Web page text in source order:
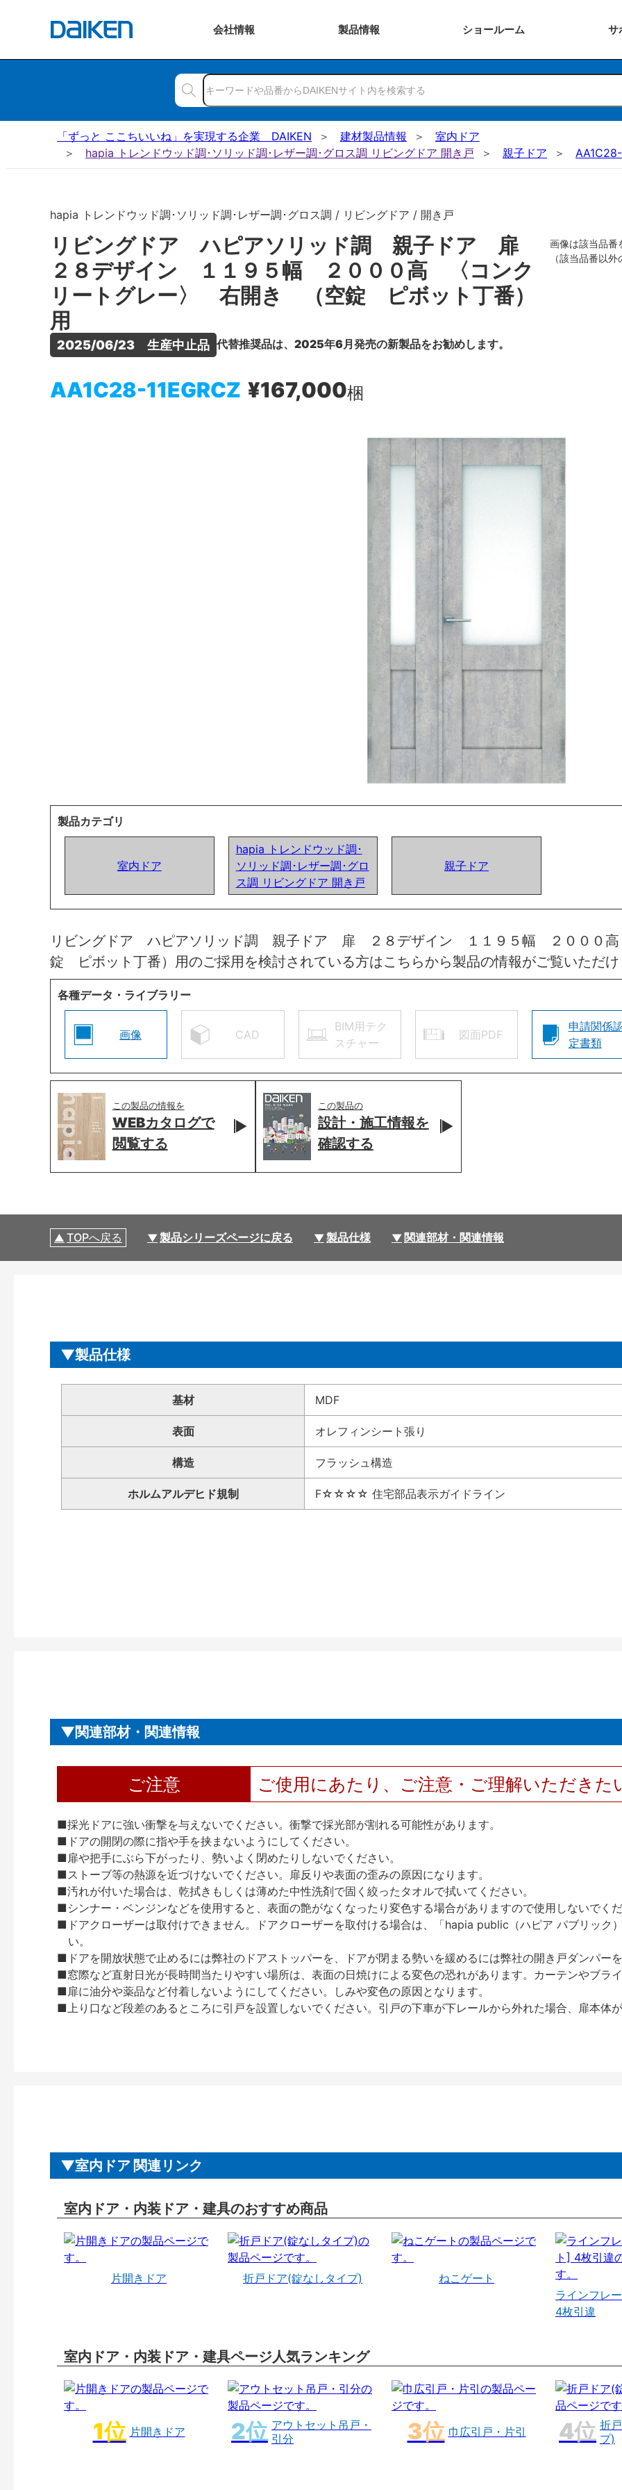
会社情報 製品情報 ショールーム サ
「ずっと ここちいいね」を実現する企業 DAIKEN 建材製品情報
室内ドア
hapia トレンドウッド調･ソリッド調･レザー調･グロス調 リビングドア 開き戸
親子ドア
hapia トレンドウッド調･ソリッド調･レザー調･グロス調 / リビングドア / 開き戸
リビングドア ハピアソリッド調 親子ドア 扉
２８デザイン １１９５幅 ２０００高 〈コンク
リートグレー〉 右開き （空錠 ピボット丁番）
用
2025/06/23　生産中止品 代替推奨品は、2025年6月発売の新製品をお勧めします。
AA1C28-11EGRCZ ¥167,000梱
画像は該当品番
（該当品番以
製品カテゴリ
室内ドア
hapia トレンドウッド調･
ソリッド調･レザー調･グロ
ス調 リビングドア 開き戸
親子ドア
リビングドア ハピアソリッド調 親子ドア 扉 ２８デザイン １１９５幅 ２０００
錠 ピボット丁番）用のご採用を検討されている方はこちらから製品の情報がご覧いただ
各種データ・ライブラリー
画像 CAD
BIM用テク
スチャー
図面PDF
申請関係
定書類
この製品の情報を
WEBカタログで
閲覧する
この製品の
設計・施工情報を
確認する
TOPへ戻る 製品シリーズページに戻る 製品仕様 関連部材・関連情報
製品仕様
基材 MDF
表面 オレフィンシート張り
構造 フラッシュ構造
ホルムアルデヒド規制 F☆☆☆☆ 住宅部品表示ガイドライン
関連部材・関連情報
ご注意 ご使用にあたり、ご注意・ご理解いただきた
■採光ドアに強い衝撃を与えないでください。衝撃で採光部が割れる可能性があります。
■ドアの開閉の際に指や手を挟まないようにしてください。
■扉や把手にぶら下がったり、勢いよく閉めたりしないでください。
■ストーブ等の熱源を近づけないでください。扉反りや表面の歪みの原因になります。
■汚れが付いた場合は、乾拭きもしくは薄めた中性洗剤で固く絞ったタオルで拭いてください。
■シンナー・ベンジンなどを使用すると、表面の艶がなくなったり変色する場合がありますので使用しないでく
■ドアクローザーは取付けできません。ドアクローザーを取付ける場合は、「hapia public（ハピア パブリック
い。
■ドアを開放状態で止めるには弊社のドアストッパーを、ドアが閉まる勢いを緩めるには弊社の開き戸ダンパー
■窓際など直射日光が長時間当たりやすい場所は、表面の日焼けによる変色の恐れがあります。カーテンやブラ
■扉に油分や薬品など付着しないようにしてください。しみや変色の原因となります。
■上り口など段差のあるところに引戸を設置しないでください。引戸の下車が下レールから外れた場合、扉本体
室内ドア 関連リンク
室内ドア・内装ドア・建具のおすすめ商品
片開きドア 折戸ドア(錠なしタイプ)
ねこゲート
ラインフレ
4枚引違
室内ドア・内装ドア・建具ページ人気ランキング
片開きドア
アウトセット吊戸・
引分
巾広引戸・片引
折
プ)